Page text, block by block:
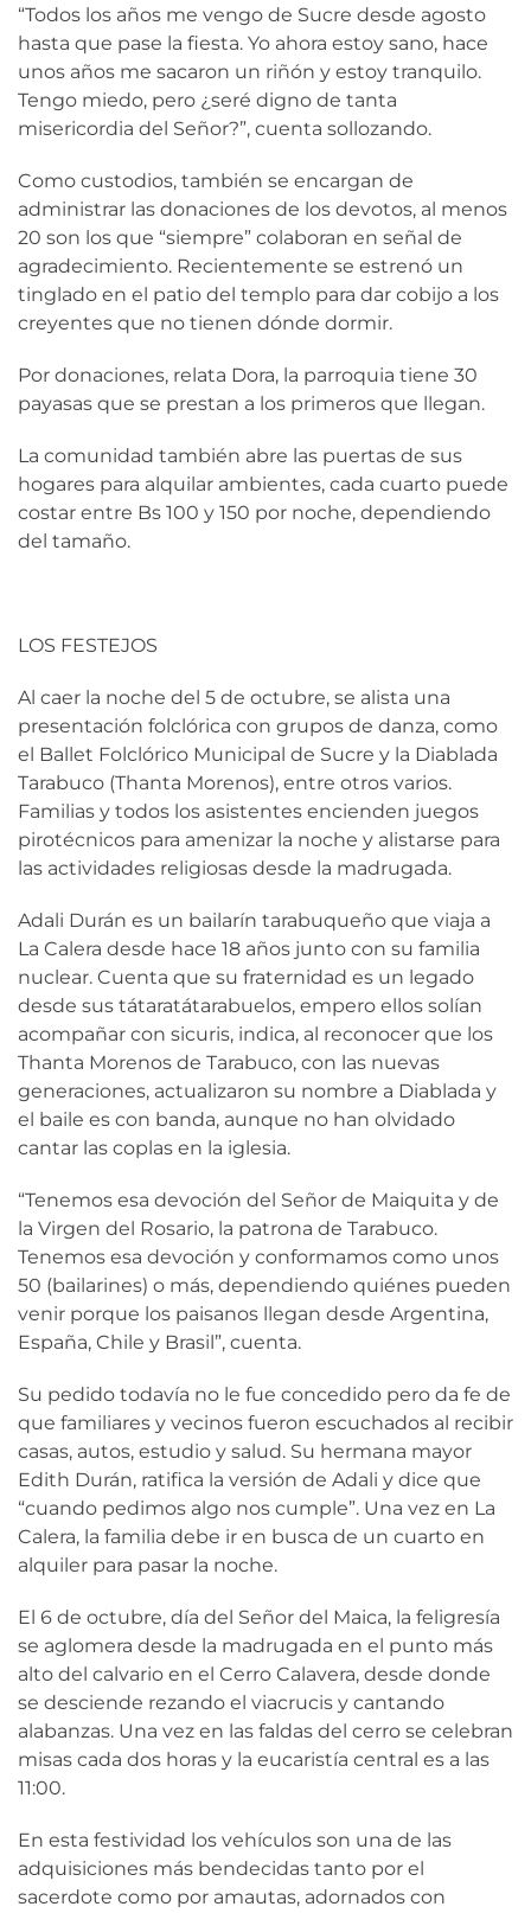
“Todos los años me vengo de Sucre desde agosto
hasta que pase la fiesta. Yo ahora estoy sano, hace
unos años me sacaron un riñón y estoy tranquilo.
Tengo miedo, pero ¿seré digno de tanta
misericordia del Señor?”, cuenta sollozando.
Como custodios, también se encargan de
administrar las donaciones de los devotos, al menos
20 son los que “siempre” colaboran en señal de
agradecimiento. Recientemente se estrenó un
tinglado en el patio del templo para dar cobijo a los
creyentes que no tienen dónde dormir.
Por donaciones, relata Dora, la parroquia tiene 30
payasas que se prestan a los primeros que llegan.
La comunidad también abre las puertas de sus
hogares para alquilar ambientes, cada cuarto puede
costar entre Bs 100 y 150 por noche, dependiendo
del tamaño.
LOS FESTEJOS
Al caer la noche del 5 de octubre, se alista una
presentación folclórica con grupos de danza, como
el Ballet Folclórico Municipal de Sucre y la Diablada
Tarabuco (Thanta Morenos), entre otros varios.
Familias y todos los asistentes encienden juegos
pirotécnicos para amenizar la noche y alistarse para
las actividades religiosas desde la madrugada.
Adali Durán es un bailarín tarabuqueño que viaja a
La Calera desde hace 18 años junto con su familia
nuclear. Cuenta que su fraternidad es un legado
desde sus tátaratátarabuelos, empero ellos solían
acompañar con sicuris, indica, al reconocer que los
Thanta Morenos de Tarabuco, con las nuevas
generaciones, actualizaron su nombre a Diablada y
el baile es con banda, aunque no han olvidado
cantar las coplas en la iglesia.
“Tenemos esa devoción del Señor de Maiquita y de
la Virgen del Rosario, la patrona de Tarabuco.
Tenemos esa devoción y conformamos como unos
50 (bailarines) o más, dependiendo quiénes pueden
venir porque los paisanos llegan desde Argentina,
España, Chile y Brasil”, cuenta.
Su pedido todavía no le fue concedido pero da fe de
que familiares y vecinos fueron escuchados al recibir
casas, autos, estudio y salud. Su hermana mayor
Edith Durán, ratifica la versión de Adali y dice que
“cuando pedimos algo nos cumple”. Una vez en La
Calera, la familia debe ir en busca de un cuarto en
alquiler para pasar la noche.
El 6 de octubre, día del Señor del Maica, la feligresía
se aglomera desde la madrugada en el punto más
alto del calvario en el Cerro Calavera, desde donde
se desciende rezando el viacrucis y cantando
alabanzas. Una vez en las faldas del cerro se celebran
misas cada dos horas y la eucaristía central es a las
11:00.
En esta festividad los vehículos son una de las
adquisiciones más bendecidas tanto por el
sacerdote como por amautas, adornados con